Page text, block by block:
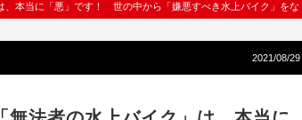
、本当に「悪」です！ 世の中から「嫌悪すべき水上バイク」を
2021/08/29